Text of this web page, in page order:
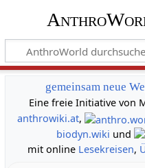
gemeinsam neue
Eine freie Initiative von
anthrowiki.at,
biodyn.wiki und
mit online Lesekreisen,